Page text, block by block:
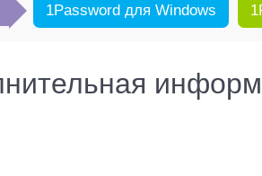
1Password для Windows